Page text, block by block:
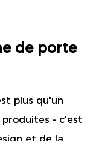
de porte
plus qu'un
- c'est